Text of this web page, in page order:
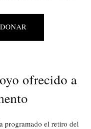
ofrecido a
programado el retiro del